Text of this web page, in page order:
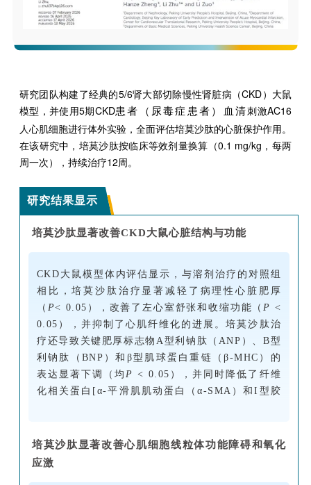
研究团队构建了经典的5/6肾大部切除慢性肾脏病（CKD）大鼠
模型，并使用5期CKD患者（尿毒症患者）血清刺激AC16
人心肌细胞进行体外实验，全面评估培莫沙肽的心脏保护作用。
在该研究中，培莫沙肽按临床等效剂量换算（0.1 mg/kg，每两
周一次），持续治疗12周。
研究结果显示
培莫沙肽显著改善CKD大鼠心脏结构与功能
CKD大鼠模型体内评估显示，与溶剂治疗的对照组
相比，培莫沙肽治疗显著减轻了病理性心脏肥厚
（ P< 0.05），改善了左心室舒张和收缩功能（ P <
0.05），并抑制了心肌纤维化的进展。培莫沙肽治
疗还导致关键肥厚标志物A型利钠肽（ANP）、B型
利钠肽（BNP）和β型肌球蛋白重链（β-MHC）的
表达显著下调（均 P < 0.05），并同时降低了纤维
化相关蛋白[α-平滑肌肌动蛋白（α-SMA）和I型胶
培莫沙肽显著改善心肌细胞线粒体功能障碍和氧化
应激